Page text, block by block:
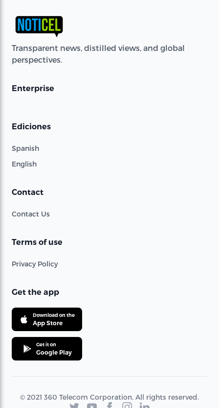
Transparent news, distilled views, and global
perspectives.
Enterprise
Ediciones
Spanish
English
Contact
Contact Us
Terms of use
Privacy Policy
Get the app
Download on the
App Store
Get it on
Google Play
© 2021 360 Telecom Corporation. All rights reserved.